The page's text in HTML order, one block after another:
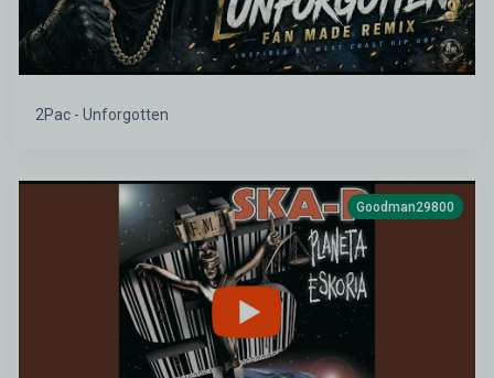
2Pac - Unforgotten
Goodman29800